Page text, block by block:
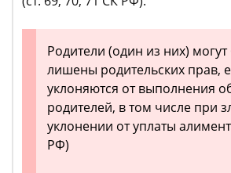
Родители (один из них)
лишены родительских прав,
уклоняются от выполнения
родителей, в том числе при
уклонении от уплаты
РФ)